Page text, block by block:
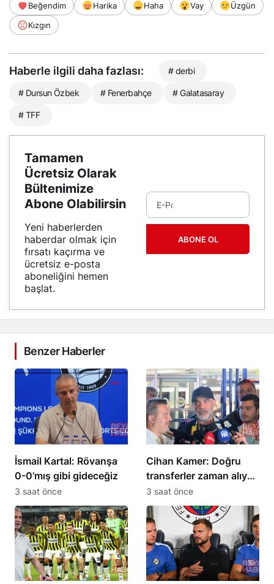
Beğendim Harika Haha Vay
Üzgün
Kızgın
Haberle ilgili daha fazlası: # derbi
# Dursun Özbek # Fenerbahçe # Galatasaray
# TFF
Tamamen
Ücretsiz Olarak
Bültenimize
Abone Olabilirsin
Yeni haberlerden
haberdar olmak için
fırsatı kaçırma ve
ücretsiz e-posta
aboneliğini hemen
başlat.
ABONE OL
Benzer Haberler
İsmail Kartal: Rövanşa
0-0’mış gibi gideceğiz
3 saat önce
Cihan Kamer: Doğru
transferler zaman alıyor,
2 günde olmuyor
3 saat önce